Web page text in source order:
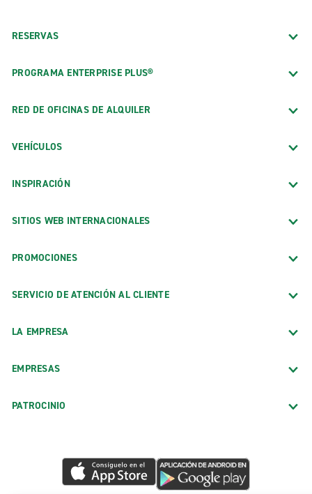
RESERVAS
PROGRAMA ENTERPRISE PLUS®
RED DE OFICINAS DE ALQUILER
VEHÍCULOS
INSPIRACIÓN
SITIOS WEB INTERNACIONALES
PROMOCIONES
SERVICIO DE ATENCIÓN AL CLIENTE
LA EMPRESA
EMPRESAS
PATROCINIO